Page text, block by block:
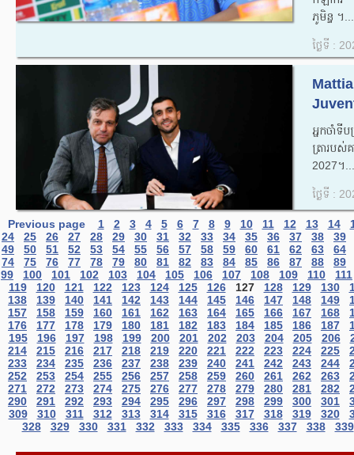
ភូមិន្ទ ។...
ថ្ងៃទី :
អ្នកចាំទី
ត្រារបស់
2027។...
ថ្ងៃទី :
Previous page 1 2 3 4 5 6 7 8 9 10 11 12 13 14
24
25 26 27 28 29 30 31 32 33 34 35 36 37 38
39
49
50 51 52 53 54 55 56 57 58 59 60 61 62 63
64
74
75 76 77 78 79 80 81 82 83 84 85 86 87 88
89
99
100 101 102 103 104 105 106 107 108 109 110
111
119
120 121 122 123 124 125 126 127 128 129 130
138
139 140 141 142 143 144 145 146 147 148 149
157
158 159 160 161 162 163 164 165 166 167 168
176
177 178 179 180 181 182 183 184 185 186 187
195
196 197 198 199 200 201 202 203 204 205 206
214
215 216 217 218 219 220 221 222 223 224 225
233
234 235 236 237 238 239 240 241 242 243 244
252
253 254 255 256 257 258 259 260 261 262 263
271
272 273 274 275 276 277 278 279 280 281 282
290
291 292 293 294 295 296 297 298 299 300 301
309
310 311 312 313 314 315 316 317 318 319 320
328
329 330 331 332 333 334 335 336 337 338 339